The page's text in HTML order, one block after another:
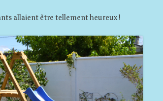
allaient être tellement heureux !